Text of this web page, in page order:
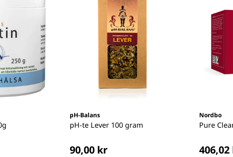
pH-Balans
pH-te Lever 100 gram
90,00 kr
Nordbo
Pure